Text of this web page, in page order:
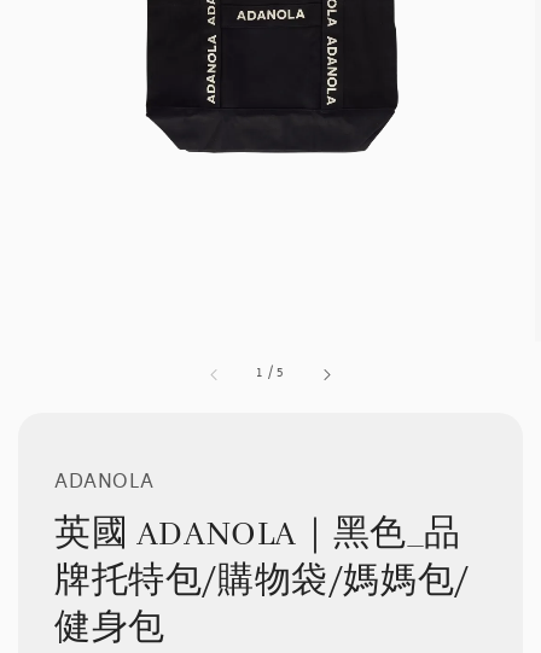
1 /5
ADANOLA
英國 ADANOLA｜黑色_品
牌托特包/購物袋/媽媽包/
健身包